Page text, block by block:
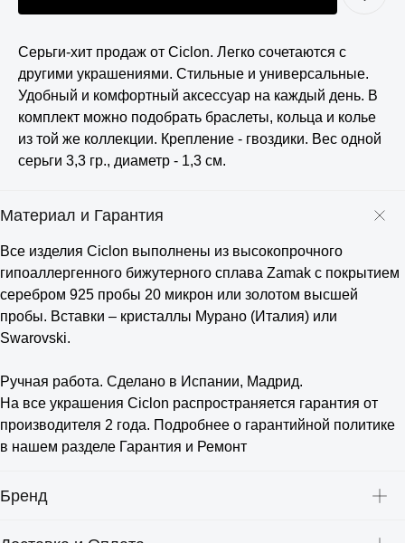
Серьги-хит продаж от Ciclon. Легко сочетаются с
другими украшениями. Стильные и универсальные.
Удобный и комфортный аксессуар на каждый день. В
комплект можно подобрать браслеты, кольца и колье
из той же коллекции. Крепление - гвоздики. Вес одной
серьги 3,3 гр., диаметр - 1,3 см.
Материал и Гарантия
Все изделия Ciclon выполнены из высокопрочного
гипоаллергенного бижутерного сплава Zamak с покрытием
серебром 925 пробы 20 микрон или золотом высшей
пробы. Вставки – кристаллы Мурано (Италия) или
Swarovski.
Ручная работа. Сделано в Испании, Мадрид.
На все украшения Ciclon распространяется гарантия от
производителя 2 года. Подробнее о гарантийной политике
в нашем разделе Гарантия и Ремонт
Бренд